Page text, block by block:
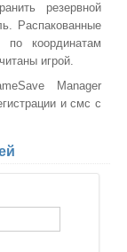
резервной
Распакованные
координатам
игрой.
Manager
и смс с